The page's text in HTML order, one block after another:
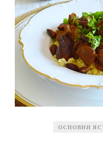
ОСНОВНИ